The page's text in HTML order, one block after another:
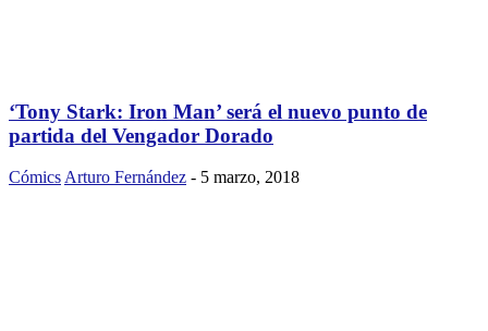
‘Tony Stark: Iron Man’ será el nuevo punto de
partida del Vengador Dorado
Cómics Arturo Fernández - 5 marzo, 2018